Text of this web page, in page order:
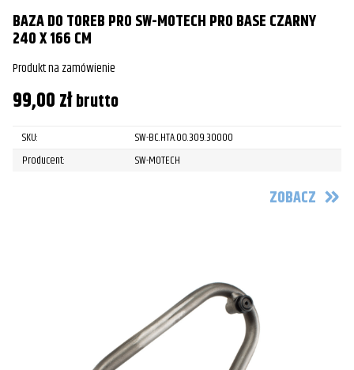
BAZA DO TOREB PRO SW-MOTECH PRO BASE CZARNY
240 X 166 CM
Produkt na zamówienie
99,00złbrutto
SKU:
SW-BC.HTA.00.309.30000
Producent:
SW-MOTECH
ZOBACZ